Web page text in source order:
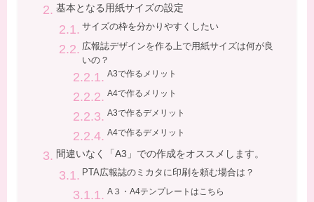
基本となる用紙サイズの設定
サイズの枠を分かりやすくしたい
広報誌デザインを作る上で用紙サイズは何が良
いの？
A3で作るメリット
A4で作るメリット
A3で作るデメリット
A4で作るデメリット
間違いなく「A3」での作成をオススメします。
PTA広報誌のミカタに印刷を頼む場合は？
A３・A4テンプレートはこちら